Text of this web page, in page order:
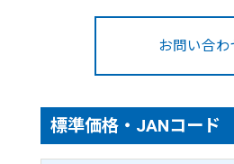
お問い合わ
標準価格・JANコード